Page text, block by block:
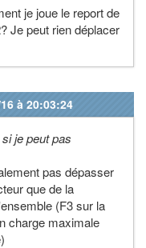
je joue le report de
Je peut rien déplacer
à 20:03:24
je peut pas
pas dépasser
que de la
(F3 sur la
charge maximale